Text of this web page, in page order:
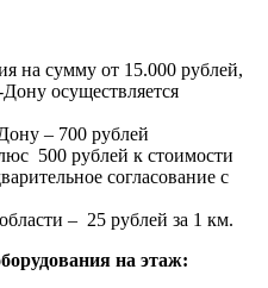
на сумму от 15.000 рублей,
Дону осуществляется
– 700 рублей
500 рублей к стоимости
согласование с
– 25 рублей за 1 км.
на этаж: